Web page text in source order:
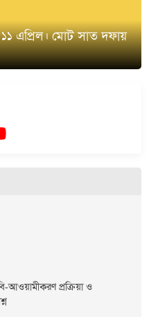
এপ্রিল। মোট সাত দফায়
আওয়ামীকরণ প্রক্রিয়া ও